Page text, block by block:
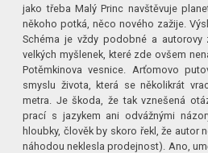
jako třeba Malý Princ navštěvuje
někoho potká, něco nového zažije.
Schéma je vždy podobné a autorovy
velkých myšlenek, které zde ovšem
Potěmkinova vesnice. Arťomovo
smyslu života, která se několikrát
metra. Je škoda, že tak vznešená
prací s jazykem ani odvážnými
hloubky, člověk by skoro řekl, že autor
náhodou neklesla prodejnost). Ano,